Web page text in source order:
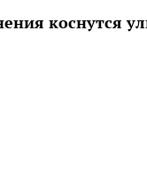
коснутся